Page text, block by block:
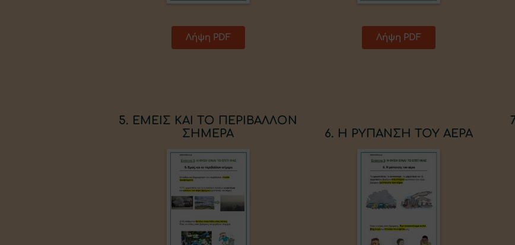
Λήψη PDF Λήψη PDF
5. ΕΜΕΙΣ ΚΑΙ ΤΟ ΠΕΡΙΒΑΛΛΟΝ
ΣΗΜΕΡΑ
6. Η ΡΥΠΑΝΣΗ ΤΟΥ ΑΕΡΑ